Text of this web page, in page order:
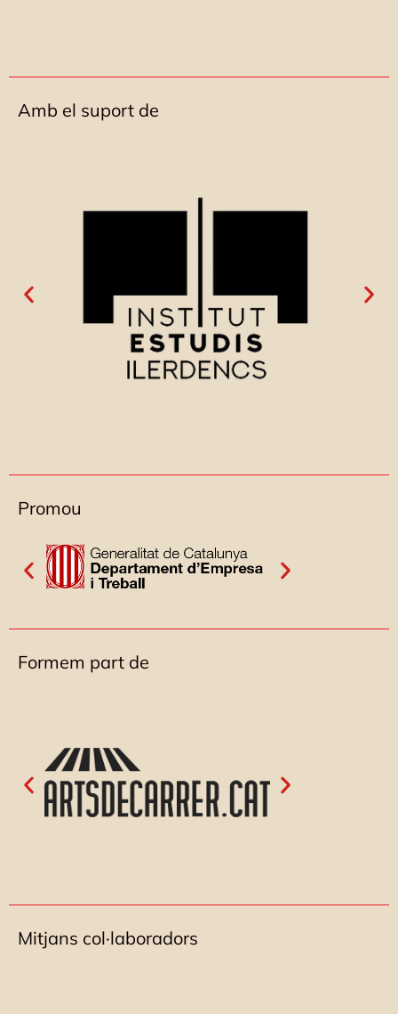
Amb el suport de
Promou
Formem part de
Mitjans col·laboradors